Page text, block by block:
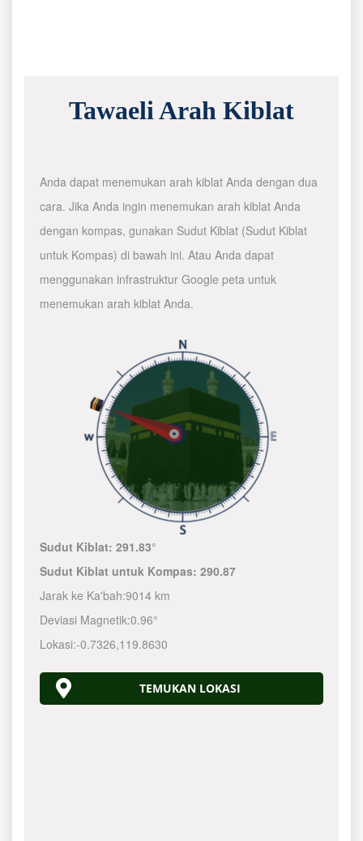
Tawaeli Arah Kiblat
Anda dapat menemukan arah kiblat Anda dengan dua
cara. Jika Anda ingin menemukan arah kiblat Anda
dengan kompas, gunakan Sudut Kiblat (Sudut Kiblat
untuk Kompas) di bawah ini. Atau Anda dapat
menggunakan infrastruktur Google peta untuk
menemukan arah kiblat Anda.
Sudut Kiblat:291.83°
Sudut Kiblat untuk Kompas:290.87
Jarak ke Ka'bah:9014 km
Deviasi Magnetik:0.96°
Lokasi:-0.7326,119.8630
TEMUKAN LOKASI